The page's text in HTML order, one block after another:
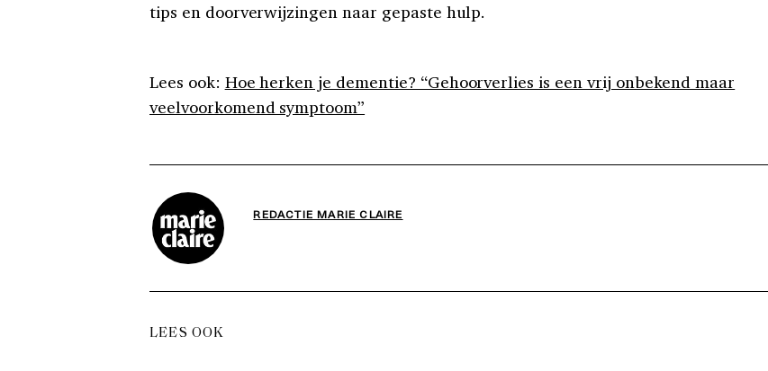
tips en doorverwijzingen naar gepaste hulp.
Lees ook: Hoe herken je dementie? “Gehoorverlies is een vrij onbekend maar
veelvoorkomend symptoom”
REDACTIE MARIE CLAIRE
LEES OOK